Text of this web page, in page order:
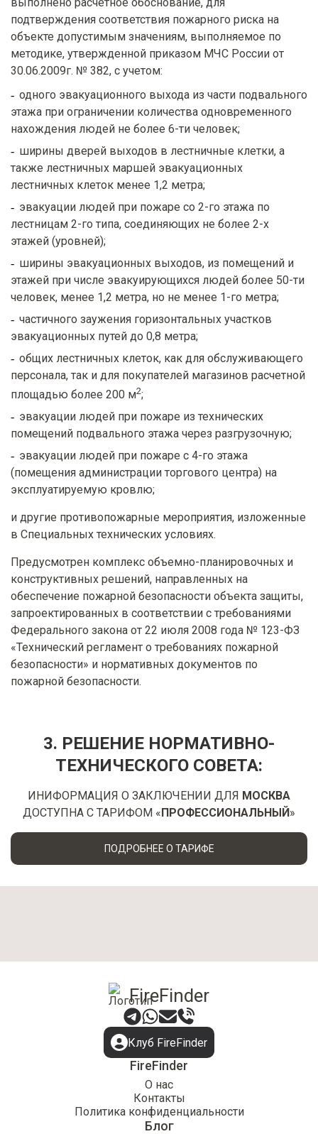
подтверждения соответствия пожарного риска на
объекте допустимым значениям, выполняемое по
методике, утвержденной приказом МЧС России от
30.06.2009г. № 382, с учетом:
одного эвакуационного выхода из части подвального
этажа при ограничении количества одновременного
нахождения людей не более 6-ти человек;
ширины дверей выходов в лестничные клетки, а
также лестничных маршей эвакуационных
лестничных клеток менее 1,2 метра;
эвакуации людей при пожаре со 2-го этажа по
лестницам 2-го типа, соединяющих не более 2-х
этажей (уровней);
ширины эвакуационных выходов, из помещений и
этажей при числе эвакуирующихся людей более 50-ти
человек, менее 1,2 метра, но не менее 1-го метра;
частичного заужения горизонтальных участков
эвакуационных путей до 0,8 метра;
общих лестничных клеток, как для обслуживающего
персонала, так и для покупателей магазинов расчетной
площадью более 200 м2;
эвакуации людей при пожаре из технических
помещений подвального этажа через разгрузочную;
эвакуации людей при пожаре с 4-го этажа
(помещения администрации торгового центра) на
эксплуатируемую кровлю;
и другие противопожарные мероприятия, изложенные
в Специальных технических условиях.
Предусмотрен комплекс объемно-планировочных и
конструктивных решений, направленных на
обеспечение пожарной безопасности объекта защиты,
запроектированных в соответствии с требованиями
Федерального закона от 22 июля 2008 года № 123-ФЗ
«Технический регламент о требованиях пожарной
безопасности» и нормативных документов по
пожарной безопасности.
3. РЕШЕНИЕ НОРМАТИВНО-
ТЕХНИЧЕСКОГО СОВЕТА:
ИНИФОРМАЦИЯ О ЗАКЛЮЧЕНИИ ДЛЯ МОСКВА
ДОСТУПНА С ТАРИФОМ « ПРОФЕССИОНАЛЬНЫЙ »
ПОДРОБНЕЕ О ТАРИФЕ
FireFinder
Клуб FireFinder
FireFinder
О нас
Контакты
Политика конфиденциальности
Блог